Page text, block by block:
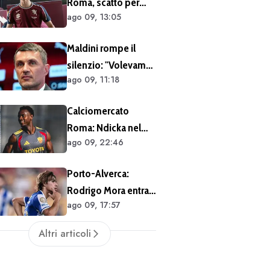
Villa forte sul
brasiliano
Cacciamani:
migliorare l'offerta
da 15 milioni di euro
più percentuale sulla
futura rivendita
ago 09, 13:05
Maldini rompe il
silenzio: "Volevamo
un ct giovane: Pirlo,
Poi Malagò mi ha
detto: «Pirlo non si
può prendere,
decido io il Ct»"
ago 09, 11:18
Calciomercato
Roma: Ndicka nel
mirino della
giallorossi chiedono
30 milioni di euro
ago 09, 22:46
Porto-Alverca:
Rodrigo Mora entra
al 75' (FOTO)
ago 09, 17:57
Altri articoli